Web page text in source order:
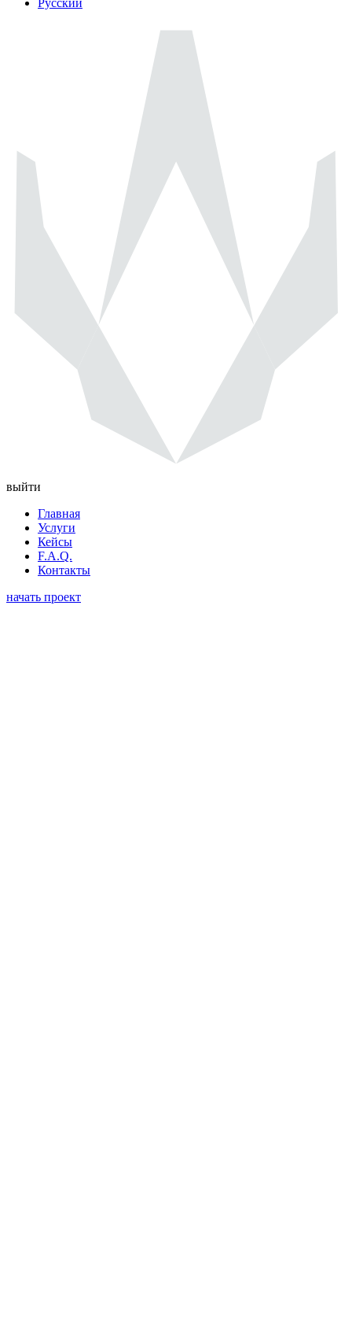
Русский
выйти
Главная
Услуги
Кейсы
F.A.Q.
Контакты
начать проект